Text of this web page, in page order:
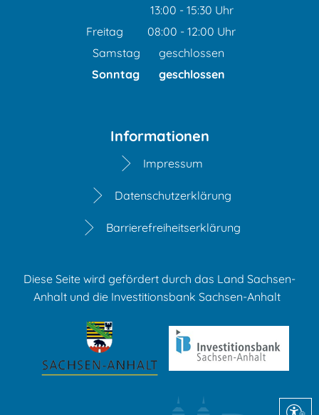
Von 08:00 bis 12:00 Uhr
13:00 - 15:30 Uhr
Von 13:00 bis 15:30 Uhr
Freitag 08:00 - 12:00 Uhr
Von 08:00 bis 12:00 Uhr
Samstag
geschlossen
Sonntag
geschlossen
Informationen
Impressum
Datenschutzerklärung
Barrierefreiheitserklärung
Diese Seite wird gefördert durch das Land Sachsen-
Anhalt und die Investitionsbank Sachsen-Anhalt